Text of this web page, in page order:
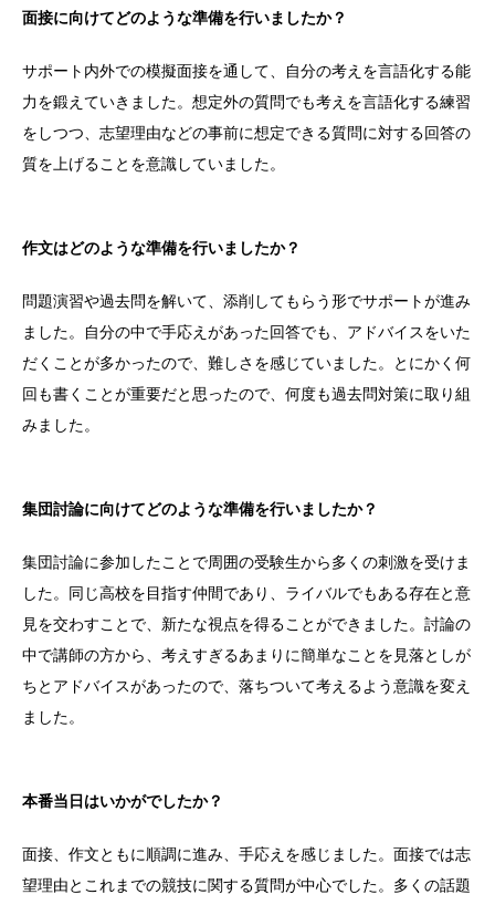
面接に向けてどのような準備を行いましたか？
サポート内外での模擬面接を通して、自分の考えを言語化する能
力を鍛えていきました。想定外の質問でも考えを言語化する練習
をしつつ、志望理由などの事前に想定できる質問に対する回答の
質を上げることを意識していました。
作文はどのような準備を行いましたか？
問題演習や過去問を解いて、添削してもらう形でサポートが進み
ました。自分の中で手応えがあった回答でも、アドバイスをいた
だくことが多かったので、難しさを感じていました。とにかく何
回も書くことが重要だと思ったので、何度も過去問対策に取り組
みました。
集団討論に向けてどのような準備を行いましたか？
集団討論に参加したことで周囲の受験生から多くの刺激を受けま
した。同じ高校を目指す仲間であり、ライバルでもある存在と意
見を交わすことで、新たな視点を得ることができました。討論の
中で講師の方から、考えすぎるあまりに簡単なことを見落としが
ちとアドバイスがあったので、落ちついて考えるよう意識を変え
ました。
本番当日はいかがでしたか？
面接、作文ともに順調に進み、手応えを感じました。面接では志
望理由とこれまでの競技に関する質問が中心でした。多くの話題